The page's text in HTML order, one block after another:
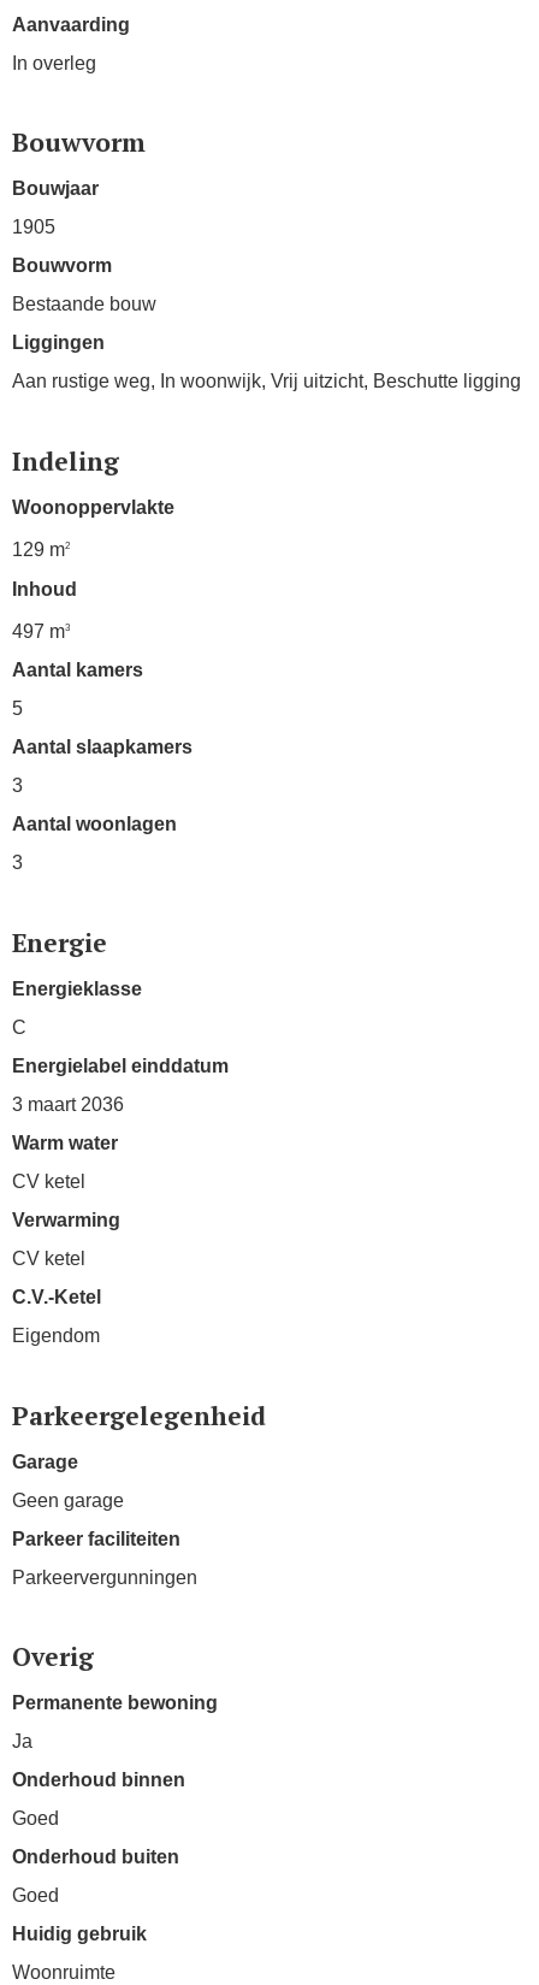
Aanvaarding
In overleg
Bouwvorm
Bouwjaar
1905
Bouwvorm
Bestaande bouw
Liggingen
Aan rustige weg, In woonwijk, Vrij uitzicht, Beschutte ligging
Indeling
Woonoppervlakte
129 m2
Inhoud
497 m3
Aantal kamers
5
Aantal slaapkamers
3
Aantal woonlagen
3
Energie
Energieklasse
C
Energielabel einddatum
3 maart 2036
Warm water
CV ketel
Verwarming
CV ketel
C.V.-Ketel
Eigendom
Parkeergelegenheid
Garage
Geen garage
Parkeer faciliteiten
Parkeervergunningen
Overig
Permanente bewoning
Ja
Onderhoud binnen
Goed
Onderhoud buiten
Goed
Huidig gebruik
Woonruimte